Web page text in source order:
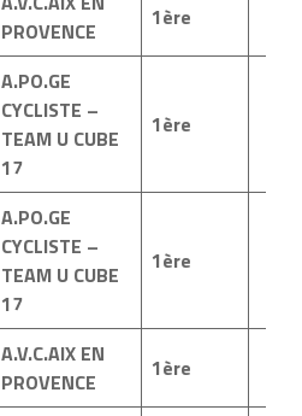
PROVENCE
1ère
A.PO.GE
CYCLISTE –
TEAM U CUBE
17
1ère
A.PO.GE
CYCLISTE –
TEAM U CUBE
17
1ère
A.V.C.AIX EN
PROVENCE
1ère